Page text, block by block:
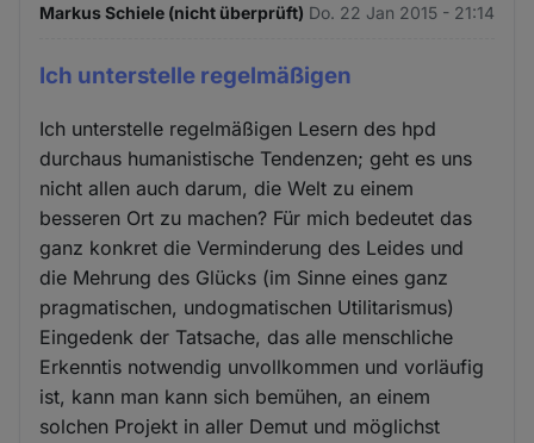
Markus Schiele (nicht überprüft) Do. 22 Jan 2015 - 21:14
Ich unterstelle regelmäßigen
Ich unterstelle regelmäßigen Lesern des hpd
durchaus humanistische Tendenzen; geht es uns
nicht allen auch darum, die Welt zu einem
besseren Ort zu machen? Für mich bedeutet das
ganz konkret die Verminderung des Leides und
die Mehrung des Glücks (im Sinne eines ganz
pragmatischen, undogmatischen Utilitarismus)
Eingedenk der Tatsache, das alle menschliche
Erkenntis notwendig unvollkommen und vorläufig
ist, kann man kann sich bemühen, an einem
solchen Projekt in aller Demut und möglichst